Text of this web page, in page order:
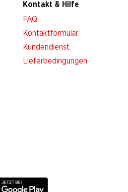
Kontakt & Hilfe
FAQ
Kontaktformular
Kundendienst
Lieferbedingungen